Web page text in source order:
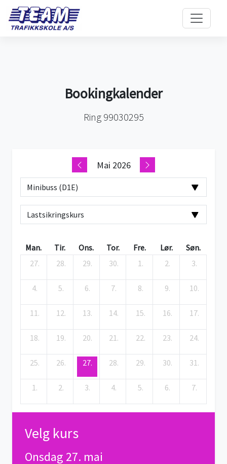
Bookingkalender
Ring 99030295
Mai 2026
Man. Tir. Ons. Tor. Fre. Lør.
Søn.
27.
28. 29. 30. 1. 2. 3.
4. 5. 6. 7. 8. 9. 10.
11. 12. 13. 14. 15. 16. 17.
18. 19. 20. 21. 22. 23. 24.
25. 26. 27. 28. 29. 30. 31.
1. 2. 3. 4. 5. 6. 7.
Velg kurs
Onsdag 27. mai